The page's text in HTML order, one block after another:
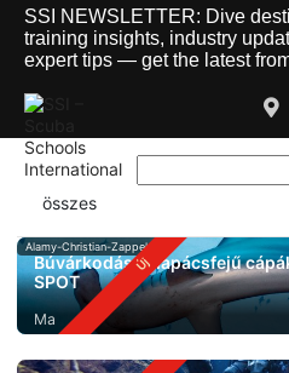
SSI NEWSLETTER: Dive
training insights, industry
expert tips — get the latest
Alamy-Christian-Zappel
Búvárkodás kalapácsfejű
SPOT
Ma